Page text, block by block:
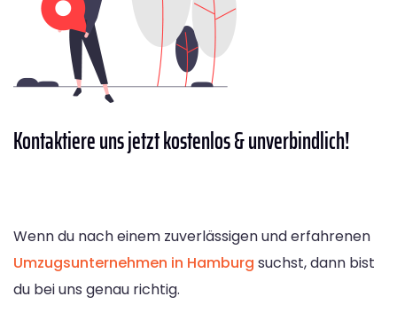
Kontaktiereuns jetzt kostenlos & unverbindlich!
Wenn du nach einem zuverlässigen und erfahrenen
Umzugsunternehmen in Hamburg suchst, dann bist
du bei uns genau richtig.